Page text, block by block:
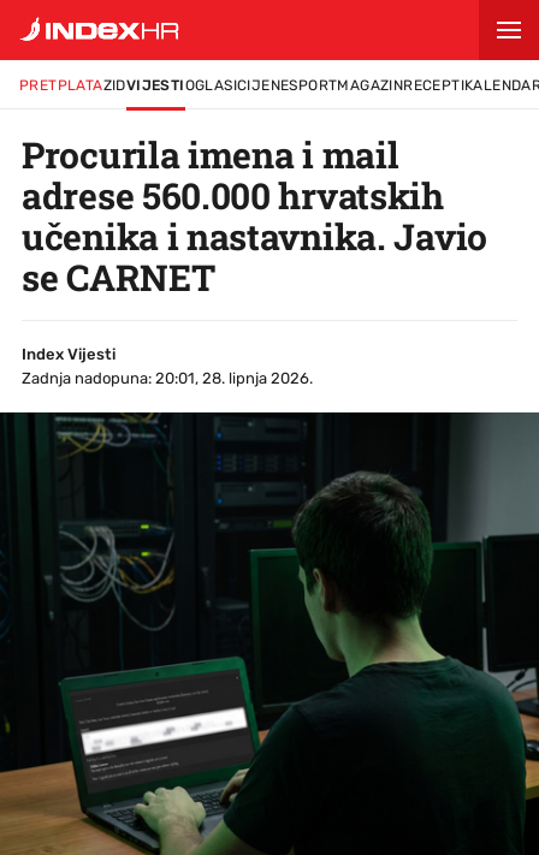
PRETPLATAZIDVIJESTIOGLASICIJENESPORTMAGAZINRECEPTI
Procurila imena i mail
adrese 560.000 hrvatskih
učenika i nastavnika. Javio
se CARNET
Index Vijesti
Zadnja nadopuna: 20:01, 28. lipnja 2026.